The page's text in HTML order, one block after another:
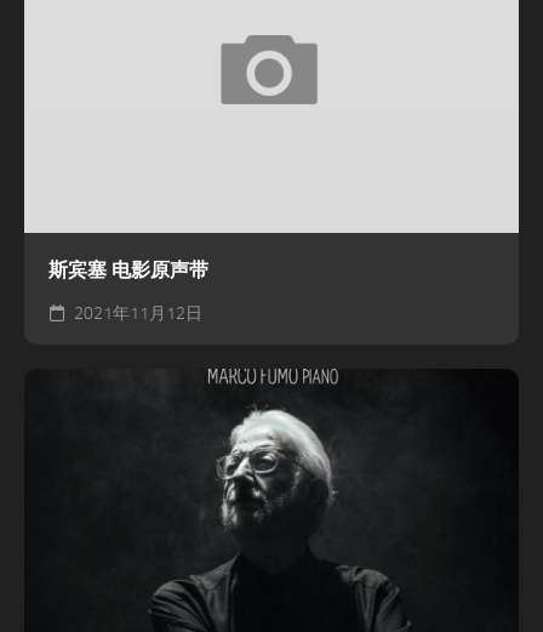
斯宾塞 电影原声带
2021年11月12日